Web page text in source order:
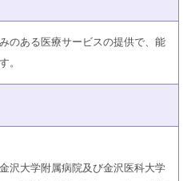
のある医療サービスの提供で、能
。
沢大学附属病院及び金沢医科大学